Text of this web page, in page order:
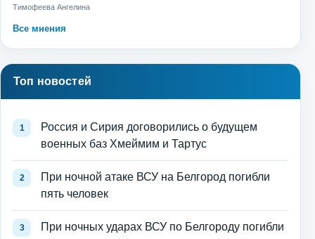
Тимофеева Ангелина
Все мнения
Топ новостей
Россия и Сирия договорились о будущем
военных баз Хмеймим и Тартус
При ночной атаке ВСУ на Белгород погибли
пять человек
При ночных ударах ВСУ по Белгороду погибли